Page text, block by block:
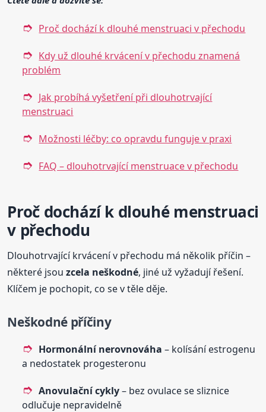
Proč dochází k dlouhé menstruaci v přechodu
Kdy už dlouhé krvácení v přechodu znamená
problém
Jak probíhá vyšetření při dlouhotrvající
menstruaci
Možnosti léčby: co opravdu funguje v praxi
FAQ – dlouhotrvající menstruace v přechodu
Proč dochází k dlouhé menstruaci
v přechodu
Dlouhotrvající krvácení v přechodu má několik příčin –
některé jsouzcela neškodné, jiné už vyžadují řešení.
Klíčem je pochopit, co se v těle děje.
Neškodné příčiny
Hormonální nerovnováha – kolísání estrogenu
a nedostatek progesteronu
Anovulační cykly– bez ovulace se sliznice
odlučuje nepravidelně